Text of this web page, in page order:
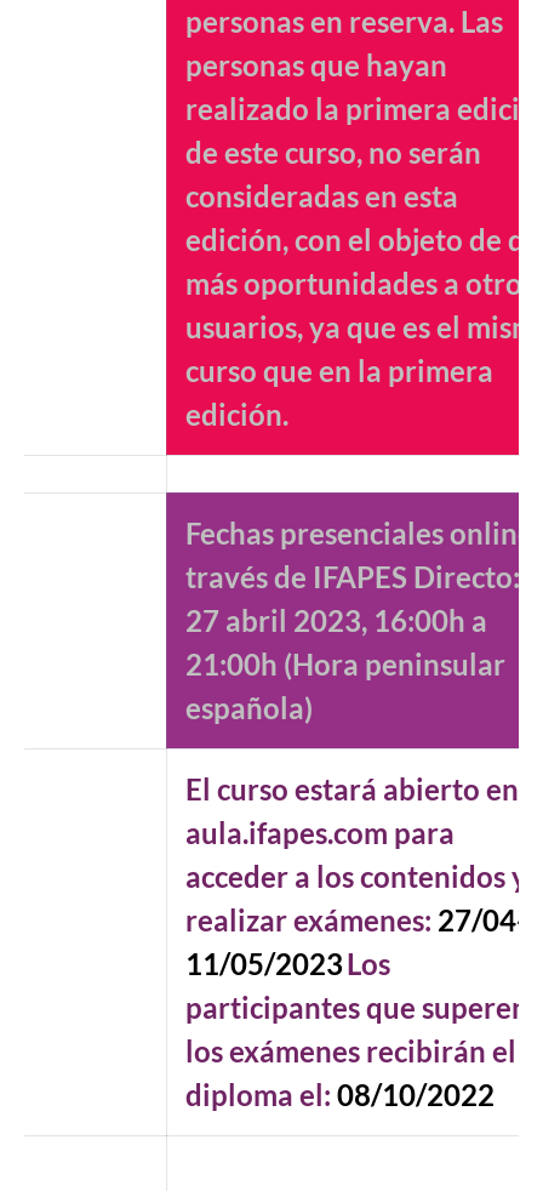
personas en reserva. Las
personas que hayan
realizado la primera
de este curso, no serán
consideradas en esta
edición, con el objeto de
más oportunidades a otros
usuarios, ya que es el
curso que en la primera
edición.
Fechas presenciales online
través de IFAPES Directo:
27 abril 2023, 16:00h a
21:00h (Hora peninsular
española)
El curso estará abierto en
aula.ifapes.com para
acceder a los contenidos y
realizar exámenes: 27/04-
11/05/2023Los
participantes que superen
los exámenes recibirán el
diploma el: 08/10/2022